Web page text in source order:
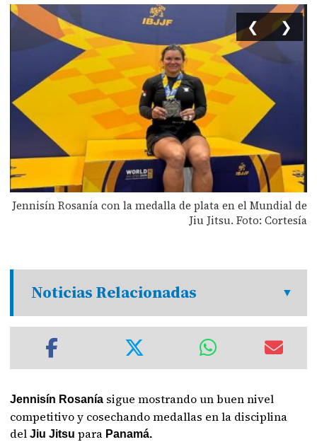
Jennisín Rosanía con la medalla de plata en el Mundial de
Jiu Jitsu. Foto: Cortesía
❮ ❯
Noticias Relacionadas
Jennisín Rosanía sigue mostrando un buen nivel
competitivo y cosechando medallas en la disciplina
delJiu Jitsu para Panamá.